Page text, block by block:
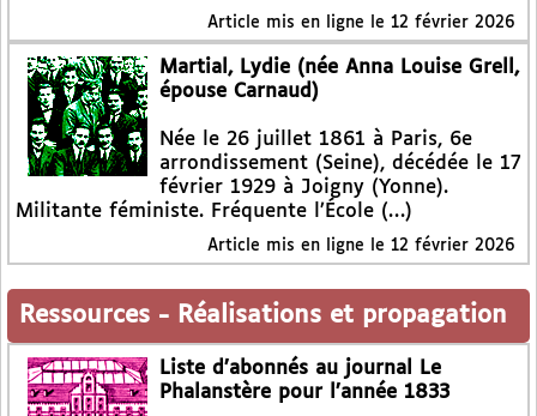
Article mis en ligne le 12 février 2026
Martial, Lydie (née Anna Louise Grell,
épouse Carnaud)
Née le 26 juillet 1861 à Paris, 6e
arrondissement (Seine), décédée le 17
février 1929 à Joigny (Yonne).
Militante féministe. Fréquente l’École (…)
Article mis en ligne le 12 février 2026
Ressources - Réalisations et propagation
Liste d’abonnés au journal Le
Phalanstère pour l’année 1833